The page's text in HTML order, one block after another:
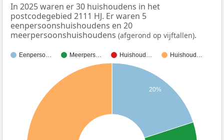
In 2025 waren er 30 huishoudens in het
postcodegebied 2111 HJ. Er waren 5
eenpersoonshuishoudens en 20
meerpersoonshuishoudens (afgerond op vijftallen).
Eenperso… Meerpers… Huishoud… Huishoud…
20%